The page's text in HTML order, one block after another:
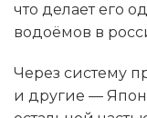
что делает его
водоёмов в
Через систему
и другие —